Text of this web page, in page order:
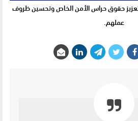
حقوق حراس الأمن الخاص وتحسين ظروف
عملهم.